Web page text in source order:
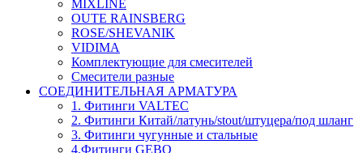
MIXLINE
OUTE RAINSBERG
ROSE/SHEVANIK
VIDIMA
Комплектующие для смесителей
Смесители разные
СОЕДИНИТЕЛЬНАЯ АРМАТУРА
1. Фитинги VALTEC
2. Фитинги Китай/латунь/stout/штуцера/под шланг
3. Фитинги чугунные и стальные
4.Фитинги GEBO